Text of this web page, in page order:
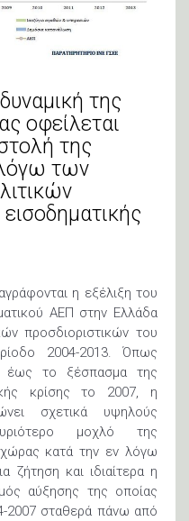
της
οφείλεται
της
των
η εξέλιξη του
ΑΕΠ στην Ελλάδα
προσδιοριστικών του
2004-2013. Όπως
έως το ξέσπασμα της
κρίσης το 2007, η
σχετικά υψηλούς
μοχλό της
χώρας κατά την εν λόγω
ζήτηση και ιδιαίτερα η
αύξησης της οποίας
2007 σταθερά πάνω από